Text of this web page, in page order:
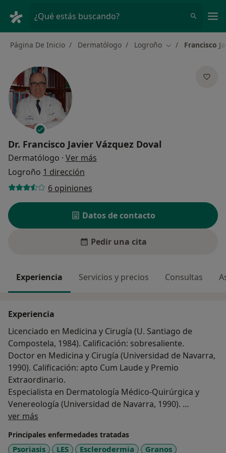
¿Qué estás buscando?
Página De Inicio Dermatólogo Logroño Cambiar de
Francisco
Dr. Francisco Javier Vázquez Doval
Dermatólogo · Ver más
Logroño 1 dirección
6 opiniones
Datos de contacto
Pedir una cita
Experiencia Servicios y precios Consultas
Experiencia
Licenciado en Medicina y Cirugía (U. Santiago de
Compostela, 1984). Calificación: sobresaliente.
Doctor en Medicina y Cirugía (Universidad de Navarra,
1990). Calificación: apto Cum Laude y Premio
Extraordinario.
Especialista en Dermatología Médico-Quirúrgica y
Venereología (Universidad de Navarra, 1990).
Consultor de la Clínica Universidad de Navarra hasta
Director de la Unidad de Cirugía Dermatológica en la
ver más
Principales enfermedades tratadas
Psoriasis LES Esclerodermia
Granos